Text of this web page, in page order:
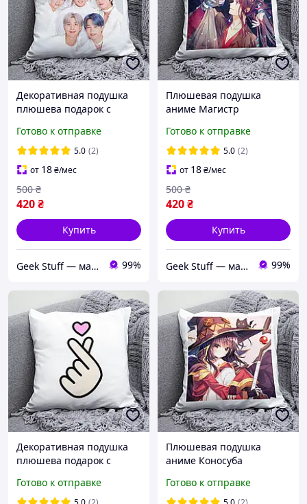
Декоративная подушка
плюшева подарок с
idol
Готово к отправке
5.0 (2)
от 18₴/мес
420₴
500 ₴
Купить
Geek Stuff — магазин аниме, гиков, Kpop товаров. Сувениры с вашим принтом и полиграфия 99%
Плюшевая подушка
аниме Магистр
Dao Zu Shi
Готово к отправке
5.0 (2)
от 18₴/мес
420₴
500 ₴
Купить
Geek Stuff — магазин аниме, гиков, Kpop товаров. Сувениры с вашим принтом и полиграфия 99%
Декоративная подушка
плюшева подарок с
idol
Готово к отправке
Плюшевая подушка
аниме Коносуба
замечательный мир!
Готово к отправке